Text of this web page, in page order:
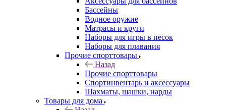
Бассейны
Водное оружие
Матрасы и круги
Наборы для игры в песок
Наборы для плавания
Прочие спорттовары
Назад
Прочие спорттовары
Спортинвентарь и аксессуары
Шахматы, шашки, нарды
Товары для дома